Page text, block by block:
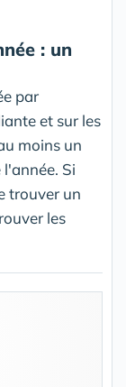
: un
par
et sur les
moins un
Si
trouver un
les